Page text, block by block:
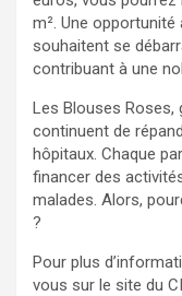
m². Une
souhaitent se
contribuant à une
Les Blouses Roses,
continuent de
hôpitaux. Chaque
financer des
malades. Alors,
?
Pour plus
vous sur le site du